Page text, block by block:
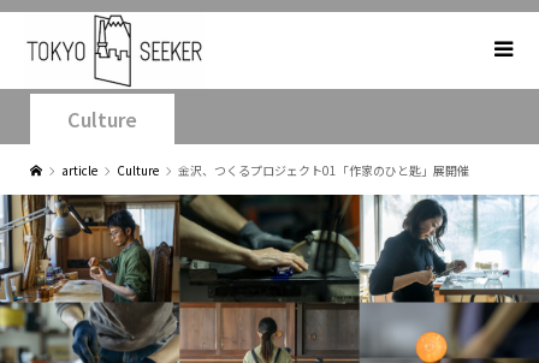
Culture
article Culture 金沢、つくるプロジェクト01「作家のひと匙」展開催